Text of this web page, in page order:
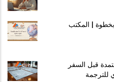
| المكتب
قبل السفر
للترجمة